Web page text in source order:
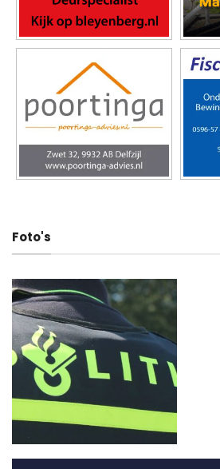
Testalarm NL-Alert werkt nog niet bij
iedereen